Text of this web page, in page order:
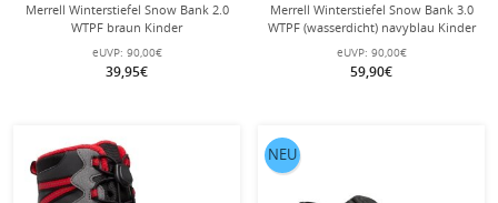
Merrell Winterstiefel Snow Bank 2.0
WTPF braun Kinder
eUVP: 90,00€
39,95€
Merrell Winterstiefel Snow Bank 3.0
WTPF (wasserdicht) navyblau Kinder
eUVP: 90,00€
59,90€
NEU